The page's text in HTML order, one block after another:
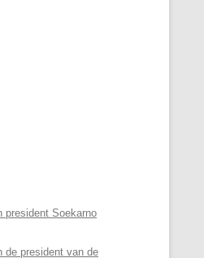
president Soekarno
de president van de